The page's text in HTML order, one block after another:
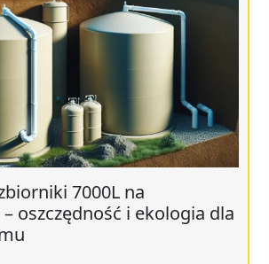
7000L na
oszczędność i ekologia dla